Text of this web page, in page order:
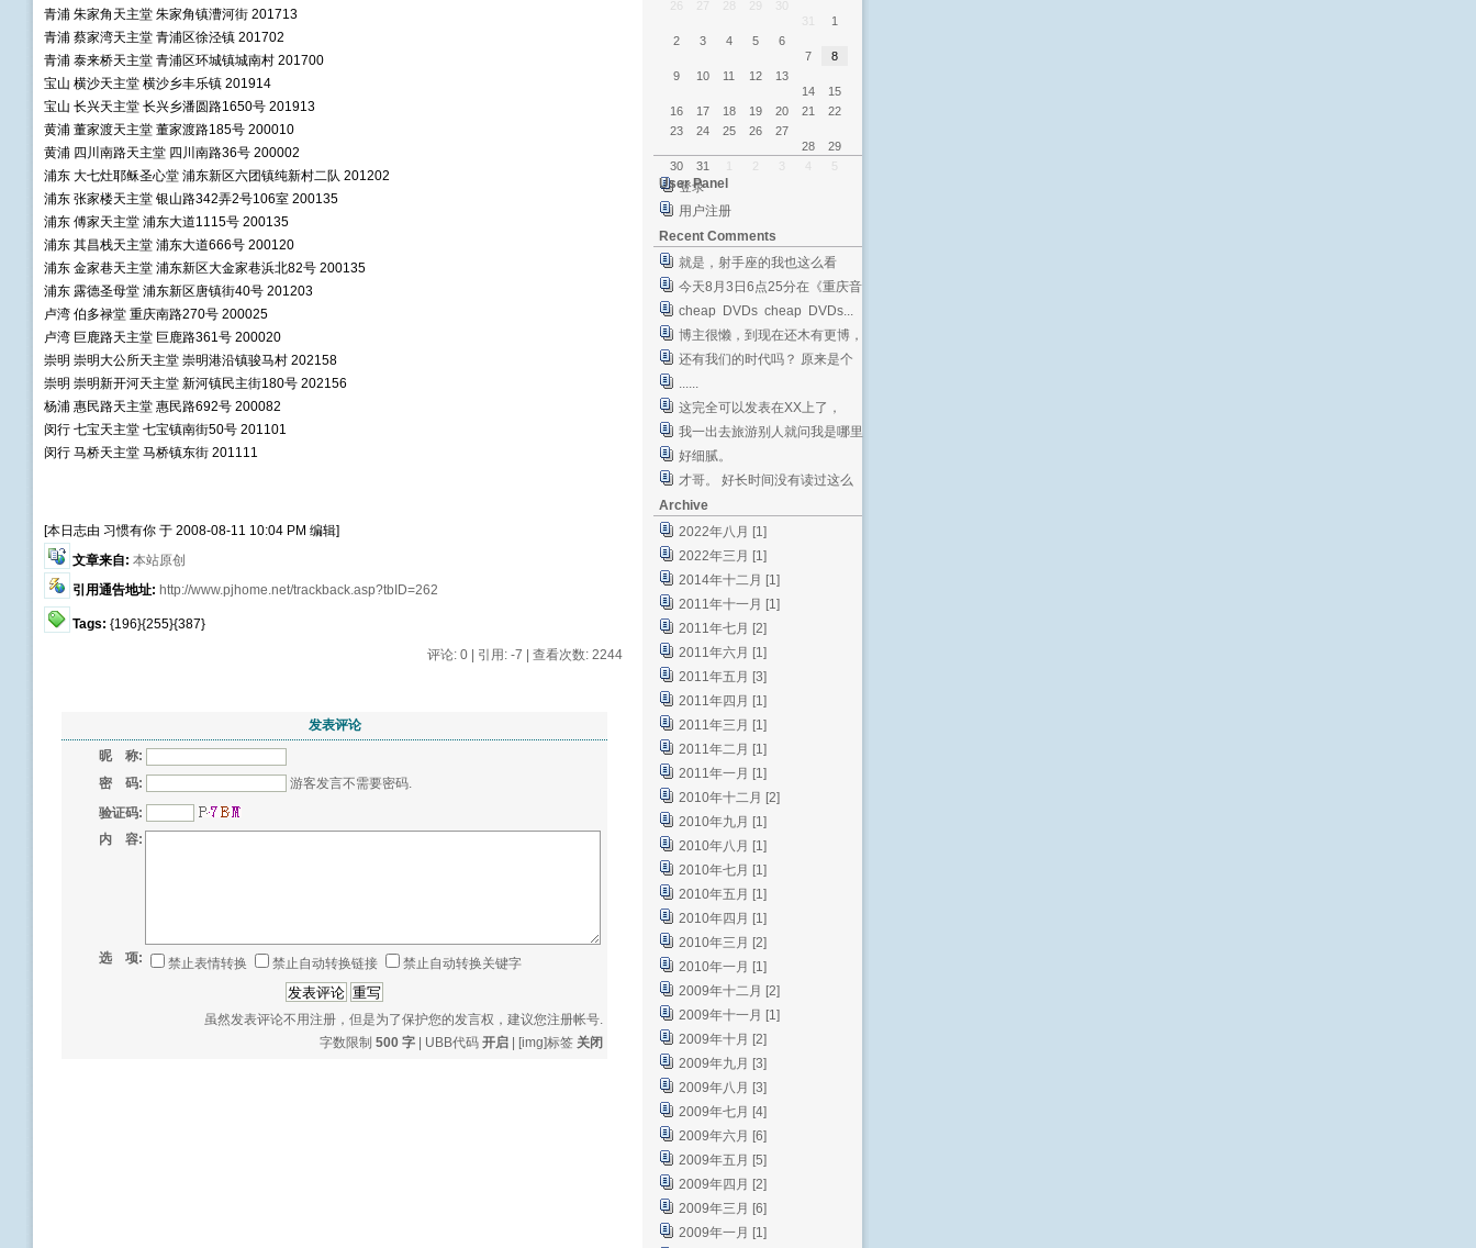
青浦 朱家角天主堂 朱家角镇漕河街 201713
青浦 蔡家湾天主堂 青浦区徐泾镇 201702
青浦 泰来桥天主堂 青浦区环城镇城南村 201700
宝山 横沙天主堂 横沙乡丰乐镇 201914
宝山 长兴天主堂 长兴乡潘圆路1650号 201913
黄浦 董家渡天主堂 董家渡路185号 200010
黄浦 四川南路天主堂 四川南路36号 200002
浦东 大七灶耶稣圣心堂 浦东新区六团镇纯新村二队 201202
浦东 张家楼天主堂 银山路342弄2号106室 200135
浦东 傅家天主堂 浦东大道1115号 200135
浦东 其昌栈天主堂 浦东大道666号 200120
浦东 金家巷天主堂 浦东新区大金家巷浜北82号 200135
浦东 露德圣母堂 浦东新区唐镇街40号 201203
卢湾 伯多禄堂 重庆南路270号 200025
卢湾 巨鹿路天主堂 巨鹿路361号 200020
崇明 崇明大公所天主堂 崇明港沿镇骏马村 202158
崇明 崇明新开河天主堂 新河镇民主街180号 202156
杨浦 惠民路天主堂 惠民路692号 200082
闵行 七宝天主堂 七宝镇南街50号 201101
闵行 马桥天主堂 马桥镇东街 201111
[本日志由 习惯有你 于 2008-08-11 10:04 PM 编辑]
文章来自: 本站原创
引用通告地址: http://www.pjhome.net/trackback.asp?tbID=262
Tags: {196}{255}{387}
评论: 0 | 引用: -7 | 查看次数: 2244
发表评论
昵 称:
密 码:
游客发言不需要密码.
验证码:
内 容:
选 项: 禁止表情转换 禁止自动转换链接 禁止自动转换关键字
虽然发表评论不用注册，但是为了保护您的发言权，建议您注册帐号.
字数限制 500 字| UBB代码 开启| [img]标签 关闭
1
2
3 4 5
6
7
8
9
10 11 12
13
14
15
16
17 18 19 20 21
22
23
24 25 26
27
28
29
30
31 5
User Panel
登录
用户注册
Recent Comments
就是，射手座的我也这么看
今天8月3日6点25分在《重庆音
乐台》收听到后段女...
cheap DVDs cheap DVDs...
博主很懒，到现在还木有更博，
大家按队伍排好，集体B...
还有我们的时代吗？ 原来是个
......
这完全可以发表在XX上了，
我一出去旅游别人就问我是哪里
人的顺序是Japane...
好细腻。
才哥。 好长时间没有读过这么
真实又亲切的文章了。...
Archive
2022年八月 [1]
2022年三月 [1]
2014年十二月 [1]
2011年十一月 [1]
2011年七月 [2]
2011年六月 [1]
2011年五月 [3]
2011年四月 [1]
2011年三月 [1]
2011年二月 [1]
2011年一月 [1]
2010年十二月 [2]
2010年九月 [1]
2010年八月 [1]
2010年七月 [1]
2010年五月 [1]
2010年四月 [1]
2010年三月 [2]
2010年一月 [1]
2009年十二月 [2]
2009年十一月 [1]
2009年十月 [2]
2009年九月 [3]
2009年八月 [3]
2009年七月 [4]
2009年六月 [6]
2009年五月 [5]
2009年四月 [2]
2009年三月 [6]
2009年一月 [1]